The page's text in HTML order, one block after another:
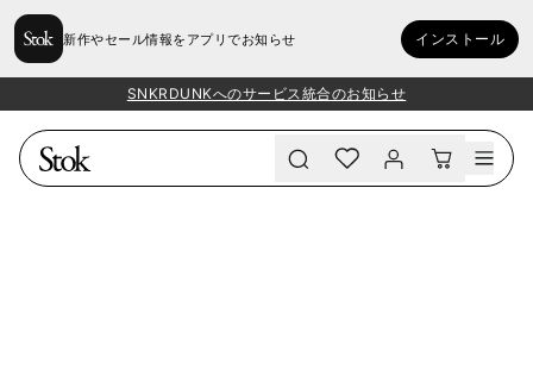
新作やセール情報をアプリでお知らせ インストール
SNKRDUNKへのサービス統合のお知らせ